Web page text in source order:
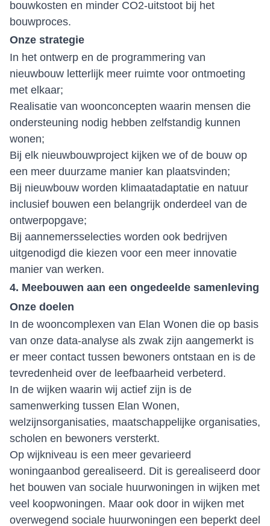
bouwkosten en minder CO2-uitstoot bij het
bouwproces.
Onze strategie
In het ontwerp en de programmering van
nieuwbouw letterlijk meer ruimte voor ontmoeting
met elkaar;
Realisatie van woonconcepten waarin mensen die
ondersteuning nodig hebben zelfstandig kunnen
wonen;
Bij elk nieuwbouwproject kijken we of de bouw op
een meer duurzame manier kan plaatsvinden;
Bij nieuwbouw worden klimaatadaptatie en natuur
inclusief bouwen een belangrijk onderdeel van de
ontwerpopgave;
Bij aannemersselecties worden ook bedrijven
uitgenodigd die kiezen voor een meer innovatie
manier van werken.
4. Meebouwen aan een ongedeelde samenleving
Onze doelen
In de wooncomplexen van Elan Wonen die op basis
van onze data-analyse als zwak zijn aangemerkt is
er meer contact tussen bewoners ontstaan en is de
tevredenheid over de leefbaarheid verbeterd.
In de wijken waarin wij actief zijn is de
samenwerking tussen Elan Wonen,
welzijnsorganisaties, maatschappelijke organisaties,
scholen en bewoners versterkt.
Op wijkniveau is een meer gevarieerd
woningaanbod gerealiseerd. Dit is gerealiseerd door
het bouwen van sociale huurwoningen in wijken met
veel koopwoningen. Maar ook door in wijken met
overwegend sociale huurwoningen een beperkt deel